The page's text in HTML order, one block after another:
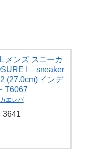
メンズ スニーカ
I – sneaker
(27.0cm) インデ
T6067
カエレバ
3641